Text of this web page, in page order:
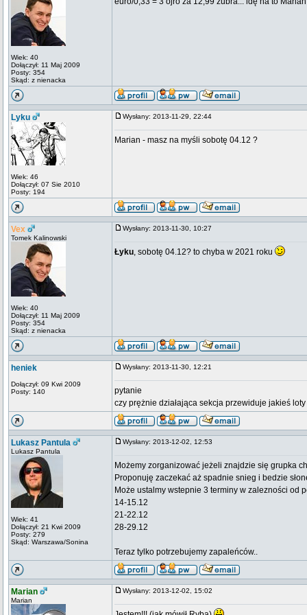
Wiek: 40
Dołączył: 11 Maj 2009
Posty: 354
Skąd: z nienacka
Lyku
Wiek: 46
Dołączył: 07 Sie 2010
Posty: 194
Wysłany: 2013-11-29, 22:44
Marian - masz na myśli sobotę 04.12 ?
Vex
Tomek Kalinowski
Wiek: 40
Dołączył: 11 Maj 2009
Posty: 354
Skąd: z nienacka
Wysłany: 2013-11-30, 10:27
Łyku, sobotę 04.12? to chyba w 2021 roku
heniek
Dołączył: 09 Kwi 2009
Posty: 140
Wysłany: 2013-11-30, 12:21
pytanie
czy prężnie działająca sekcja przewiduje jakieś
Lukasz Pantula
Lukasz Pantula
Wiek: 41
Dołączył: 21 Kwi 2009
Posty: 279
Skąd: Warszawa/Sonina
Wysłany: 2013-12-02, 12:53
Możemy zorganizować jeżeli znajdzie się grupka
Proponuję zaczekać aż spadnie snieg i bedzie
Może ustalmy wstepnie 3 terminy w zalezności od
14-15.12
21-22.12
28-29.12
Teraz tylko potrzebujemy zapaleńców..
Marian
Marian
Wysłany: 2013-12-02, 15:02